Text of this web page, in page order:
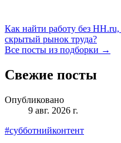
Как найти работу без
скрытый рынок труда?
Все посты из подборки →
Свежие посты
Опубликовано
9 авг. 2026 г.
#субботнийконтент